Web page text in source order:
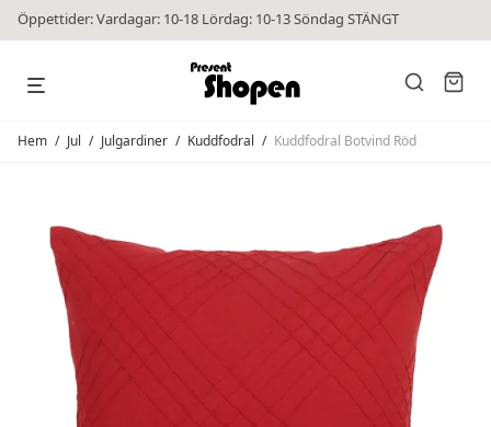
Öppettider: Vardagar: 10-18 Lördag: 10-13 Söndag STÄNGT
Hem / Jul / Julgardiner / Kuddfodral / Kuddfodral Botvind Röd